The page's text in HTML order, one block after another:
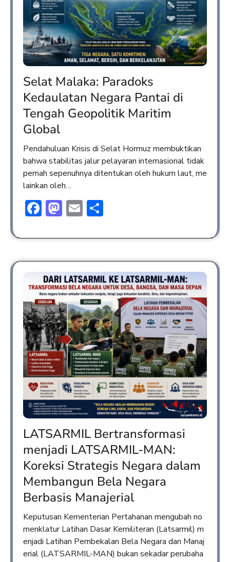
Selat Malaka: Paradoks
Kedaulatan Negara Pantai di
Tengah Geopolitik Maritim
Global
Pendahuluan Krisis di Selat Hormuz membuktikan
bahwa stabilitas jalur pelayaran internasional tidak
pernah sepenuhnya ditentukan oleh hukum laut, me
lainkan oleh…
Facebook
Mastodon
Email
LATSARMIL Bertransformasi
menjadi LATSARMIL-MAN:
Koreksi Strategis Negara dalam
Membangun Bela Negara
Berbasis Manajerial
Keputusan Kementerian Pertahanan mengubah no
menklatur Latihan Dasar Kemiliteran (Latsarmil) m
enjadi Latihan Pembekalan Bela Negara dan Manaj
erial (LATSARMIL-MAN) bukan sekadar perubaha